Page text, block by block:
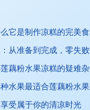
它是制作凉糕的完美食
从准备到完成，零失
藕粉水果凉糕的疑难
水果最适合莲藕粉水果
受属于你的清凉时光